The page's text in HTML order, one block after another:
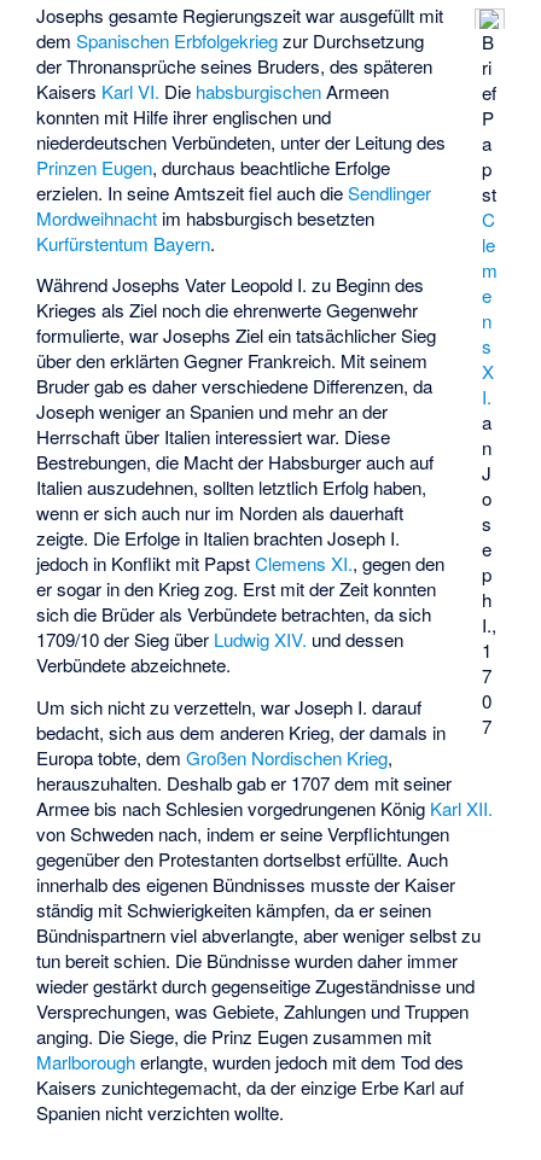
B
ri
ef
P
a
p
st
C
le
m
e
n
s
X
I.
a
n
J
o
s
e
p
h
I.,
1
7
0
7
Josephs gesamte Regierungszeit war ausgefüllt mit
demSpanischen Erbfolgekriegzur Durchsetzung
der Thronansprüche seines Bruders, des späteren
Kaisers Karl VI. Die habsburgischenArmeen
konnten mit Hilfe ihrer englischen und
niederdeutschen Verbündeten, unter der Leitung des
Prinzen Eugen, durchaus beachtliche Erfolge
erzielen. In seine Amtszeit fiel auch dieSendlinger
Mordweihnacht im habsburgisch besetzten
Kurfürstentum Bayern.
Während Josephs Vater Leopold I. zu Beginn des
Krieges als Ziel noch die ehrenwerte Gegenwehr
formulierte, war Josephs Ziel ein tatsächlicher Sieg
über den erklärten Gegner Frankreich. Mit seinem
Bruder gab es daher verschiedene Differenzen, da
Joseph weniger an Spanien und mehr an der
Herrschaft über Italien interessiert war. Diese
Bestrebungen, die Macht der Habsburger auch auf
Italien auszudehnen, sollten letztlich Erfolg haben,
wenn er sich auch nur im Norden als dauerhaft
zeigte. Die Erfolge in Italien brachten Joseph I.
jedoch in Konflikt mit PapstClemens XI., gegen den
er sogar in den Kriegzog. Erst mit der Zeit konnten
sich die Brüder als Verbündete betrachten, da sich
1709/10 der Sieg über Ludwig XIV. und dessen
Verbündete abzeichnete.
Um sich nicht zu verzetteln, war Joseph I. darauf
bedacht, sich aus dem anderen Krieg, der damals in
Europa tobte, demGroßen Nordischen Krieg,
herauszuhalten. Deshalb gab er 1707 dem mit seiner
Armee bis nach Schlesien vorgedrungenen König Karl XII.
von Schweden nach, indem er seine Verpflichtungen
gegenüber den Protestanten dortselbst erfüllte. Auch
innerhalb des eigenen Bündnisses musste der Kaiser
ständig mit Schwierigkeiten kämpfen, da er seinen
Bündnispartnern viel abverlangte, aber weniger selbst zu
tun bereit schien. Die Bündnisse wurden daher immer
wieder gestärkt durch gegenseitige Zugeständnisse und
Versprechungen, was Gebiete, Zahlungen und Truppen
anging. Die Siege, die Prinz Eugen zusammen mit
Marlborougherlangte, wurden jedoch mit dem Tod des
Kaisers zunichtegemacht, da der einzige Erbe Karl auf
Spanien nicht verzichten wollte.